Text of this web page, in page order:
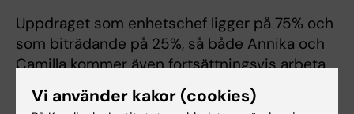
Uppdraget som enhetschef ligger på 75% och
som biträdande på 25%, så både Annika och
Camilla kommer även fortsättningsvis arbeta
på sina vanliga tjänster, men i mindre
utsträckning.
Vi använder kakor (cookies)